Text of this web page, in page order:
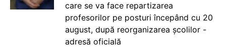
care se va face repartizarea
profesorilor pe posturi începând cu 20
august, după reorganizarea școlilor -
adresă oficială